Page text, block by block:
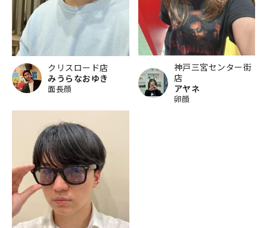
クリスロード店
みうらなおゆき
面長顔
神戸三宮センター街
店
アヤネ
卵顔